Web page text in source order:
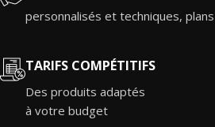
personnalisés et techniques,
TARIFS COMPÉTITIFS
Des produits adaptés
à votre budget